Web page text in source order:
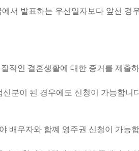
서 발표하는 우선일자보다 앞선 경
적인 결혼생활에 대한 증거를 제출
분이 된 경우에도 신청이 가능합니
배우자와 함꼐 영주권 신청이 가능